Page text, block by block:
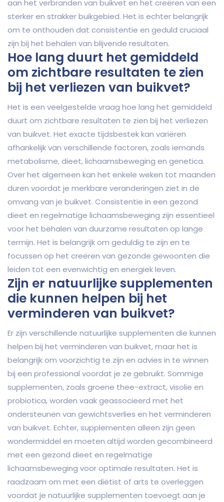
aan het verbranden van buikvet en het creëren van een
sterker en strakker buikgebied. Het is echter belangrijk
om te onthouden dat consistentie en geduld cruciaal
zijn bij het behalen van blijvende resultaten.
Hoe lang duurt het gemiddeld
om zichtbare resultaten te zien
bij het verliezen van buikvet?
Het is een veelgestelde vraag hoe lang het gemiddeld
duurt om zichtbare resultaten te zien bij het verliezen
van buikvet. Het exacte tijdsbestek kan variëren
afhankelijk van verschillende factoren, zoals iemands
metabolisme, dieet, lichaamsbeweging en genetica.
Over het algemeen kan het enkele weken tot maanden
duren voordat je merkbare veranderingen ziet in de
omvang van je buikvet. Consistentie in een gezond
dieet en regelmatige lichaamsbeweging zijn essentieel
voor het behalen van duurzame resultaten op lange
termijn. Het is belangrijk om geduldig te zijn en te
focussen op het creëren van gezonde gewoonten die
leiden tot een evenwichtig en energiek leven.
Zijn er natuurlijke supplementen
die kunnen helpen bij het
verminderen van buikvet?
Er zijn verschillende natuurlijke supplementen die kunnen
helpen bij het verminderen van buikvet, maar het is
belangrijk om voorzichtig te zijn en advies in te winnen
bij een professional voordat je ze gebruikt. Sommige
supplementen, zoals groene thee-extract, visolie en
probiotica, worden vaak geassocieerd met het
ondersteunen van gewichtsverlies en het verminderen
van buikvet. Echter, supplementen alleen zijn geen
wondermiddel en moeten altijd worden gecombineerd
met een gezond dieet en regelmatige
lichaamsbeweging voor optimale resultaten. Het is
raadzaam om met een diëtist of arts te overleggen
voordat je natuurlijke supplementen toevoegt aan je